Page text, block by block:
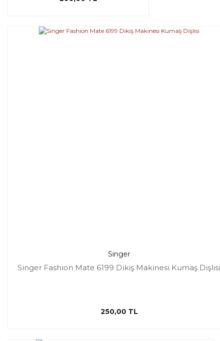
Singer
Singer Fashion Mate 6199 Dikiş Makinesi Kumaş Dişlisi
250,00 TL